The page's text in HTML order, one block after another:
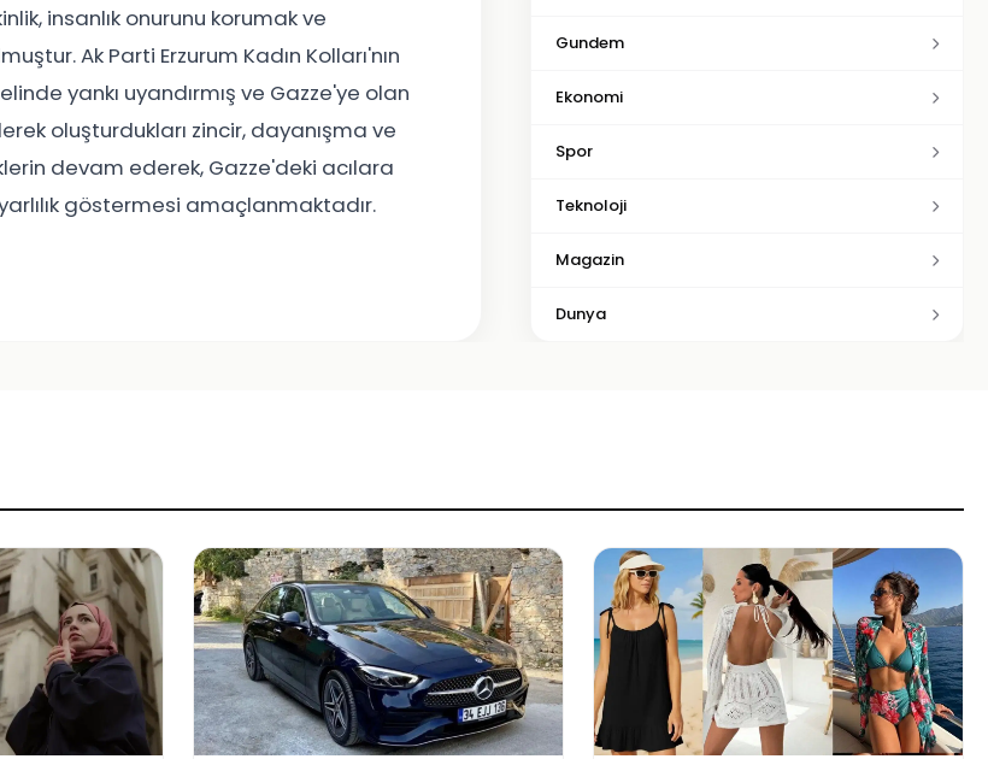
insanlık onurunu korumak ve
Ak Parti Erzurum Kadın Kolları'nın
yankı uyandırmış ve Gazze'ye olan
oluşturdukları zincir, dayanışma ve
devam ederek, Gazze'deki acılara
göstermesi amaçlanmaktadır.
Gundem
Ekonomi
Spor
Teknoloji
Magazin
Dunya